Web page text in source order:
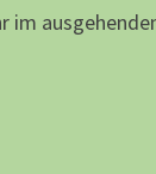
im